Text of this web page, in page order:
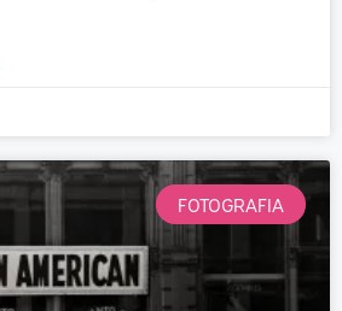
FOTOGRAFIA